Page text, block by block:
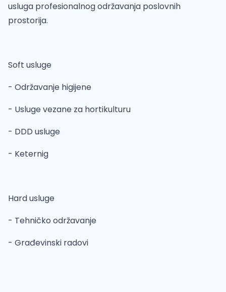
usluga profesionalnog održavanja poslovnih
prostorija.
Soft usluge
- Održavanje higijene
- Usluge vezane za hortikulturu
- DDD usluge
- Keternig
Hard usluge
- Tehničko održavanje
- Građevinski radovi